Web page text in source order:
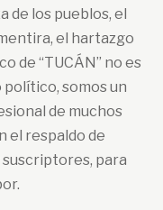
de los pueblos, el
el hartazgo
de “TUCÁN” no es
somos un
de muchos
el respaldo de
para